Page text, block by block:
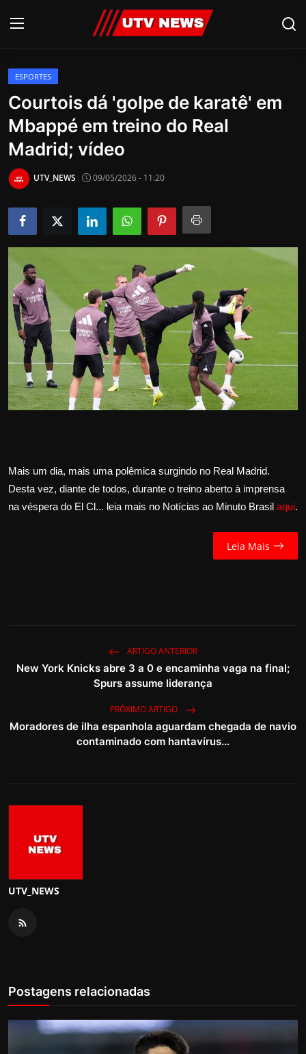
AO VIVO
PIRACICABA
CAMPINAS
LIMEIRA
ESPIRITO SANTO
Economia
Cultura
Internacional
APOIE
Educação
Saúde
ESPORTES
Courtois dá 'golpe de karatê' em
Mbappé em treino do Real
Madrid; vídeo
UTV_NEWS 09/05/2026 - 11:20
Mais um dia, mais uma polêmica surgindo no Real Madrid.
Desta vez, diante de todos, durante o treino aberto à imprensa
na véspera do El Cl... leia mais no Notícias ao Minuto Brasil aqui.
Leia Mais
ARTIGO ANTERIOR
New York Knicks abre 3 a 0 e encaminha vaga na final;
Spurs assume liderança
PRÓXIMO ARTIGO
Moradores de ilha espanhola aguardam chegada de navio
contaminado com hantavírus...
UTV_NEWS
Postagens relacionadas